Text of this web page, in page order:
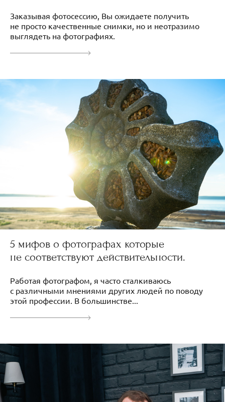
Заказывая фотосессию, Вы ожидаете получить
не просто качественные снимки, но и неотразимо
выглядеть на фотографиях.
5 мифов о фотографах которые
не соответствуют действительности.
Работая фотографом, я часто сталкиваюсь
с различными мнениями других людей по поводу
этой профессии. В большинстве...